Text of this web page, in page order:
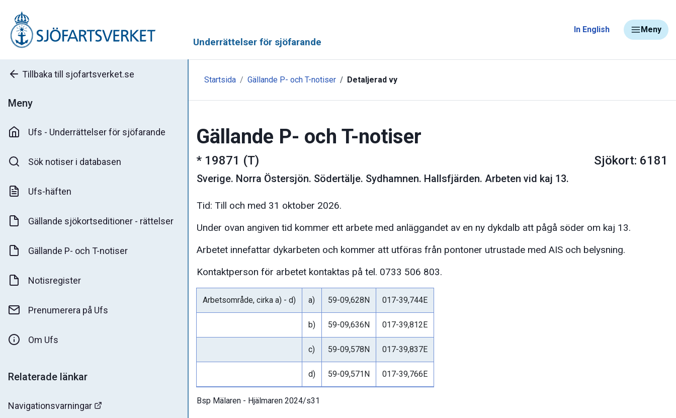
Underrättelser för sjöfarande
In English Meny
Tillbaka till sjofartsverket.se
Meny
Ufs - Underrättelser för sjöfarande
Sök notiser i databasen
Ufs-häften
Gällande sjökortseditioner - rättelser
Gällande P- och T-notiser
Notisregister
Prenumerera på Ufs
Om Ufs
Relaterade länkar
Navigationsvarningar
Startsida Gällande P- och T-notiser Detaljerad vy
Gällande P- och T-notiser
* 19871 (T) Sjökort: 6181
Sverige. Norra Östersjön. Södertälje. Sydhamnen. Hallsfjärden. Arbeten vid kaj 13.
Tid: Till och med 31 oktober 2026.
Under ovan angiven tid kommer ett arbete med anläggandet av en ny dykdalb att pågå söder om kaj 13.
Arbetet innefattar dykarbeten och kommer att utföras från pontoner utrustade med AIS och belysning.
Kontaktperson för arbetet kontaktas på tel. 0733 506 803.
Arbetsområde, cirka a) - d) a) 59-09,628N 017-39,744E
b) 59-09,636N 017-39,812E
c) 59-09,578N 017-39,837E
d) 59-09,571N 017-39,766E
Bsp Mälaren - Hjälmaren 2024/s31